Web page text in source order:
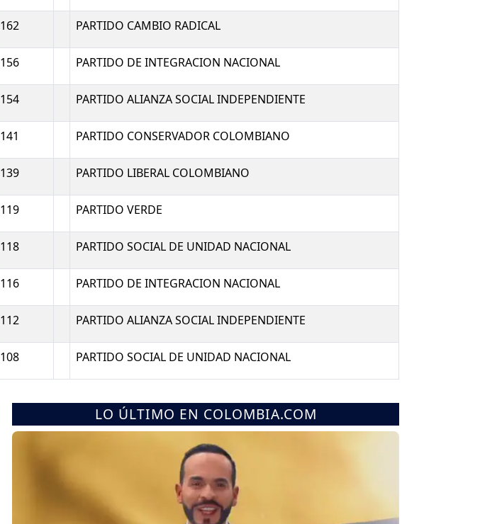
162 PARTIDO CAMBIO RADICAL
156 PARTIDO DE INTEGRACION NACIONAL
154 PARTIDO ALIANZA SOCIAL INDEPENDIENTE
141 PARTIDO CONSERVADOR COLOMBIANO
139 PARTIDO LIBERAL COLOMBIANO
119 PARTIDO VERDE
118 PARTIDO SOCIAL DE UNIDAD NACIONAL
116 PARTIDO DE INTEGRACION NACIONAL
112 PARTIDO ALIANZA SOCIAL INDEPENDIENTE
108 PARTIDO SOCIAL DE UNIDAD NACIONAL
LO ÚLTIMO EN COLOMBIA.COM